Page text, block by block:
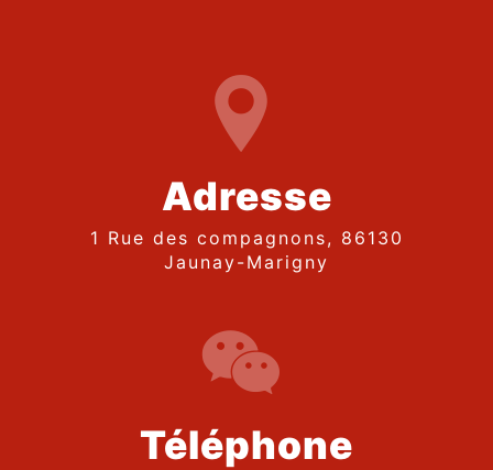
Adresse
1 Rue des compagnons, 86130
Jaunay-Marigny
Téléphone